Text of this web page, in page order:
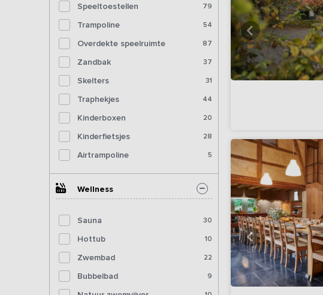
Speeltoestellen 79
Trampoline 54
Overdekte speelruimte 87
Zandbak 37
Skelters 31
Traphekjes 44
Kinderboxen 20
Kinderfietsjes 28
Airtrampoline 5
Wellness
Sauna 30
Hottub 10
Zwembad 22
Bubbelbad 9